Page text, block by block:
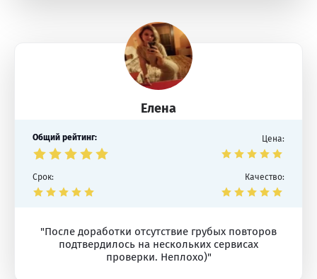
Елена
Общий рейтинг: Цена:
Срок: Качество:
"После доработки отсутствие грубых повторов
подтвердилось на нескольких сервисах
проверки. Неплохо)"